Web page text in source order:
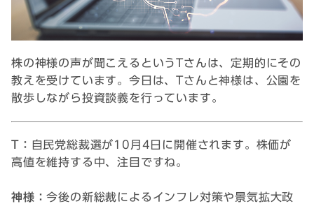
株の神様の声が聞こえるというTさんは、定期的にその
教えを受けています。今日は、Tさんと神様は、公園を
散歩しながら投資談義を行っています。
T： 自民党総裁選が10月4日に開催されます。株価が
高値を維持する中、注目ですね。
神様：今後の新総裁によるインフレ対策や景気拡大政